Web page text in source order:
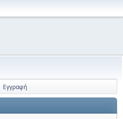
Εγγραφή